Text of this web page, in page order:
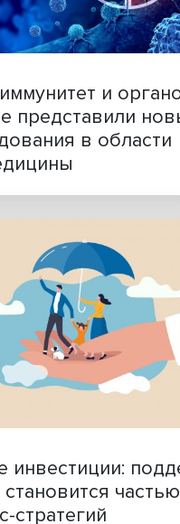
Гены,
ученые